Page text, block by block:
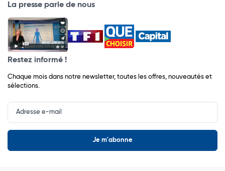
La presse parle de nous
Restez informé !
Chaque mois dans notre newsletter, toutes les offres, nouveautés et
sélections.
Input
Newsletter